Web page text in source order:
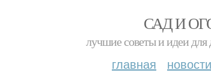
САД И
лучшие советы и идеи для
главная новости